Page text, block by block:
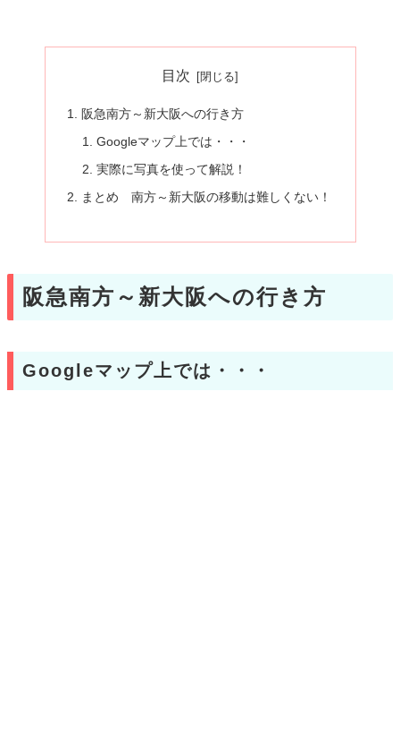
目次
阪急南方～新大阪への行き方
Googleマップ上では・・・
実際に写真を使って解説！
まとめ 南方～新大阪の移動は難しくない！
阪急南方～新大阪への行き方
Googleマップ上では・・・